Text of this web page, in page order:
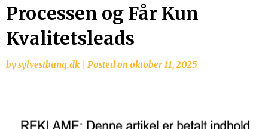
Processen og Får Kun
Kvalitetsleads
bysylvestbang.dk Posted onoktober 11, 2025